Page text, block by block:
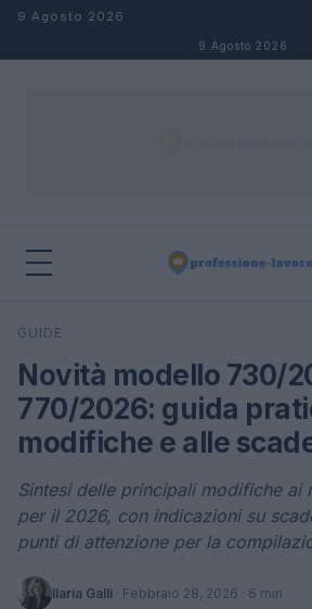
Salta al contenuto
9 Agosto 2026
9 Agosto 2026
Cerca
GUIDE
Novità modello 730/
770/2026: guida
modifiche e alle
Sintesi delle principali modifiche ai
per il 2026, con indicazioni su
punti di attenzione per la
Ilaria Galli · Febbraio 28, 2026 · 6 min